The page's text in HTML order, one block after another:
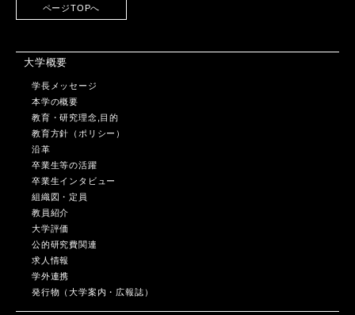
ページTOPへ
大学概要
学長メッセージ
本学の概要
教育・研究理念,目的
教育方針（ポリシー）
沿革
卒業生等の活躍
卒業生インタビュー
組織図・定員
教員紹介
大学評価
公的研究費関連
求人情報
学外連携
発行物（大学案内・広報誌）